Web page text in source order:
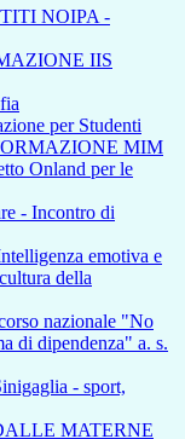
NOIPA -
IIS
per Studenti
MIM
Onland per le
- Incontro di
emotiva e
della
nazionale "No
di dipendenza" a. s.
- sport,
MATERNE